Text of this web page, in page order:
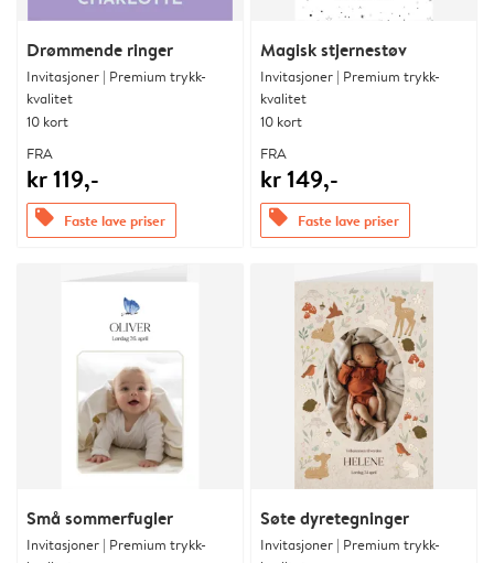
Drømmende ringer
Invitasjoner | Premium trykk-
kvalitet
10 kort
FRA
kr 119,-
offers Faste lave priser
Magisk stjernestøv
Invitasjoner | Premium trykk-
kvalitet
10 kort
FRA
kr 149,-
offers Faste lave priser
Små sommerfugler
Invitasjoner | Premium trykk-
Søte dyretegninger
Invitasjoner | Premium trykk-